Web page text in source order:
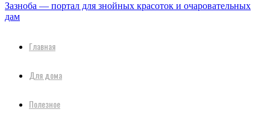
Зазноба — портал для знойных красоток и очаровательных
дам
Главная
Для дома
Полезное